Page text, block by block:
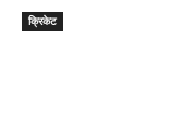
क्रिकेट